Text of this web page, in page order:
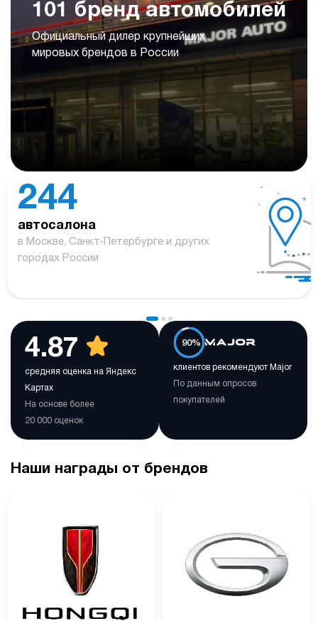
101 бренд автомобилей
Официальный дилер крупнейших
мировых брендов в России
244
автосалона
в Москве, Санкт-Петербурге и других
городах России
4.87
средняя оценка на Яндекс
Картах
На основе более
20 000 оценок
90%
клиентов рекомендуют Major
По данным опросов
покупателей
Наши награды от брендов